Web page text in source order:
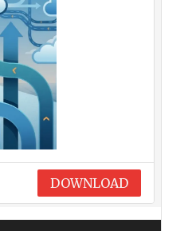
DOWNLOAD